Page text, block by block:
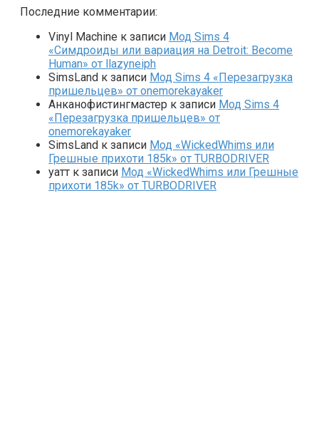
Последние комментарии:
Vinyl Machine к записи Мод Sims 4
«Симдроиды или вариация на Detroit: Become
Human» от llazyneiph
SimsLand к записи Мод Sims 4 «Перезагрузка
пришельцев» от onemorekayaker
Анканофистингмастер к записи Мод Sims 4
«Перезагрузка пришельцев» от
onemorekayaker
SimsLand к записи Мод «WickedWhims или
Грешные прихоти 185k» от TURBODRIVER
yaтт к записи Мод «WickedWhims или Грешные
прихоти 185k» от TURBODRIVER